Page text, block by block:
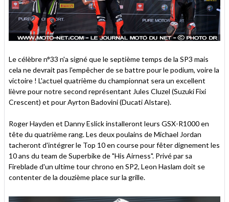
Le célèbre n°33 n'a signé que le septième temps de la SP3 mais
cela ne devrait pas l'empêcher de se battre pour le podium, voire la
victoire ! L'actuel quatrième du championnat sera un excellent
lièvre pour notre second représentant Jules Cluzel (Suzuki Fixi
Crescent) et pour Ayrton Badovini (Ducati Alstare).
Roger Hayden et Danny Eslick installeront leurs GSX-R1000 en
tête du quatrième rang. Les deux poulains de Michael Jordan
tacheront d'intégrer le Top 10 en course pour fêter dignement les
10 ans du team de Superbike de "His Airness". Privé par sa
Fireblade d'un ultime tour chrono en SP2, Leon Haslam doit se
contenter de la douzième place sur la grille.